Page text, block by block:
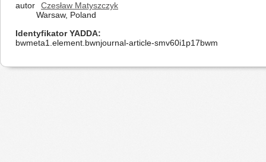
autor
Czesław Matyszczyk
Warsaw, Poland
Identyfikator YADDA
bwmeta1.element.bwnjournal-article-smv60i1p17bwm